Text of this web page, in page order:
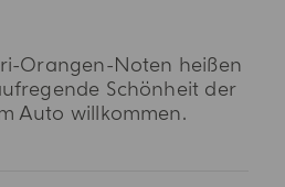
Orangen-Noten heißen
Schönheit der
Auto willkommen.